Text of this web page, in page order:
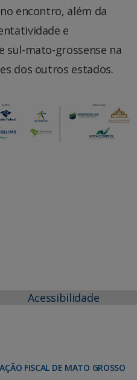
encontro, além da
e
sul-mato-grossense na
dos outros estados.
Acessibilidade
FISCAL DE MATO GROSSO